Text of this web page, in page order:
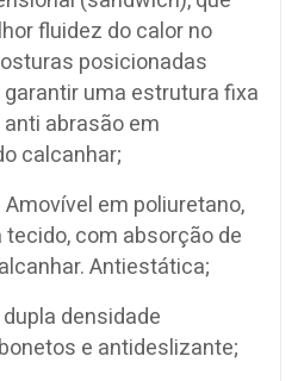
fluidez do calor no
posicionadas
uma estrutura fixa
abrasão em
calcanhar;
Amovível em poliuretano,
com absorção de
Antiestática;
densidade
e antideslizante;